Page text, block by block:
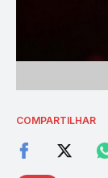
COMPARTILHAR